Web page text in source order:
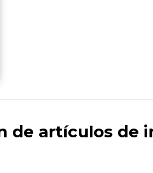
de artículos de